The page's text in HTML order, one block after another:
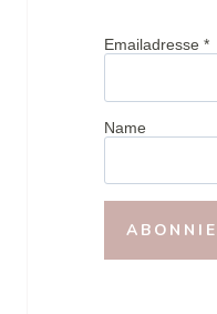
Emailadresse*
Name